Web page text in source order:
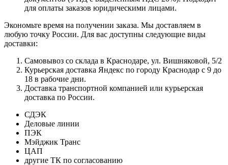
для оплаты заказов юридическими лицами.
Экономьте время на получении заказа. Мы доставляем в
любую точку России. Для вас доступны следующие виды
доставки:
Самовывоз со склада в Краснодаре, ул. Вишняковой, 5/2
Курьерская доставка Яндекс по городу Краснодар с 9 до
18 в рабочие дни.
Доставка транспортной компанией или курьерская
доставка по России.
СДЭК
Деловые линии
ПЭК
Мэйджик Транс
ЦАП
другие ТК по согласованию